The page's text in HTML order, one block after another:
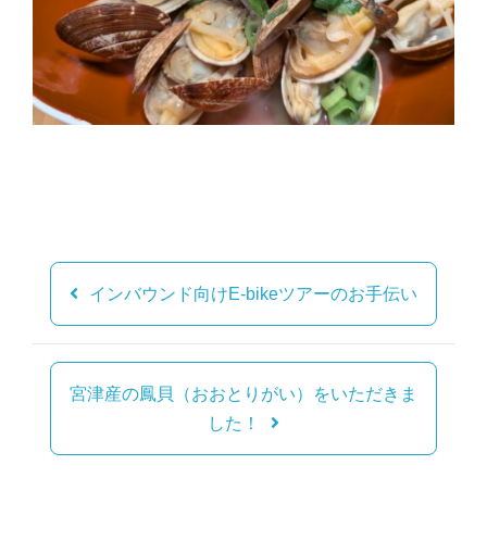
投
ナ
ビ
シ
インバウンド向けE-bikeツアーのお手伝い
宮津産の鳳貝（おおとりがい）をいただきま
した！